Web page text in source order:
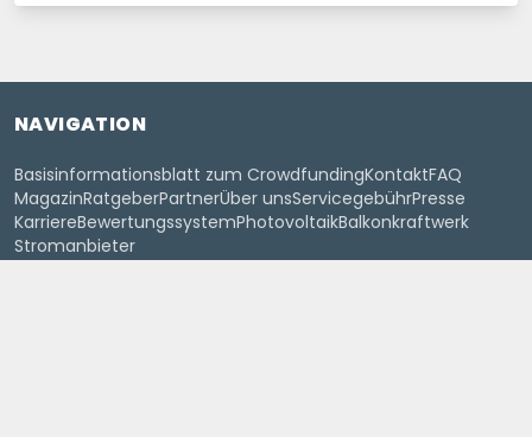
NAVIGATION
Basisinformationsblatt zum CrowdfundingKontaktFAQ
MagazinRatgeberPartnerÜber unsServicegebührPresse
KarriereBewertungssystemPhotovoltaikBalkonkraftwerk
Stromanbieter